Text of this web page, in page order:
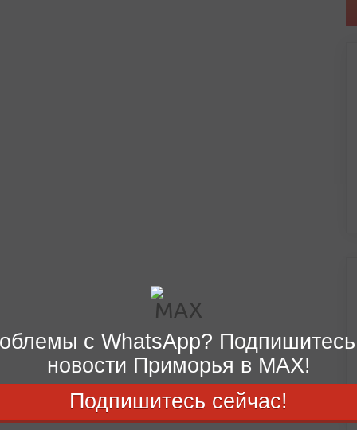
с WhatsApp?
новости Приморья в MAX!
Подпишитесь сейчас!